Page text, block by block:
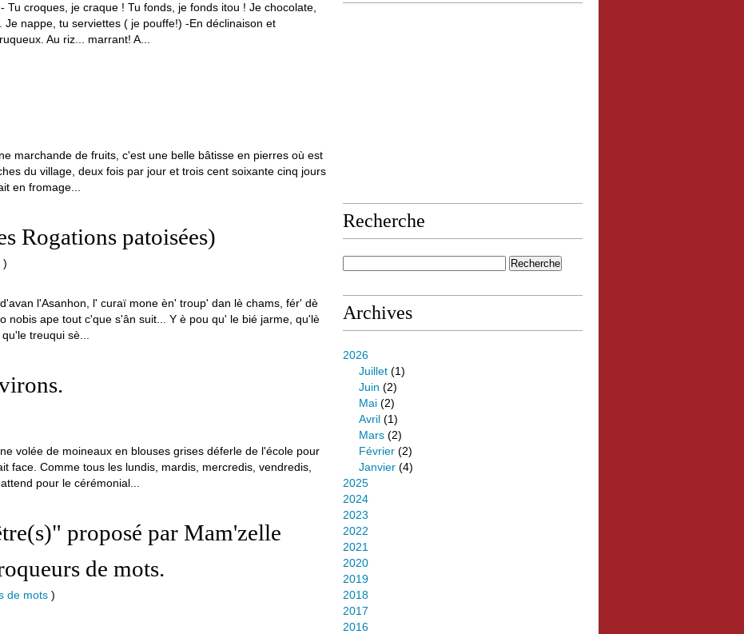
Tu croques, je craque ! Tu fonds, je fonds itou ! Je chocolate,
nappe, tu serviettes ( je pouffe!) -En déclinaison et
Au riz... marrant! A...
marchande de fruits, c'est une belle bâtisse en pierres où est
du village, deux fois par jour et trois cent soixante cinq jours
en fromage...
Rogations patoisées)
)
l'Asanhon, l' curaï mone èn' troup' dan lè chams, fér' dè
nobis ape tout c'que s'ân suit... Y è pou qu' le bié jarme, qu'lè
treuqui sè...
volée de moineaux en blouses grises déferle de l'école pour
face. Comme tous les lundis, mardis, mercredis, vendredis,
pour le cérémonial...
proposé par Mam'zelle
de mots.
de mots )
Recherche
Archives
2026
Juillet (1)
Juin (2)
Mai (2)
Avril (1)
Mars (2)
Février (2)
Janvier (4)
2025
2024
2023
2022
2021
2020
2019
2018
2017
2016